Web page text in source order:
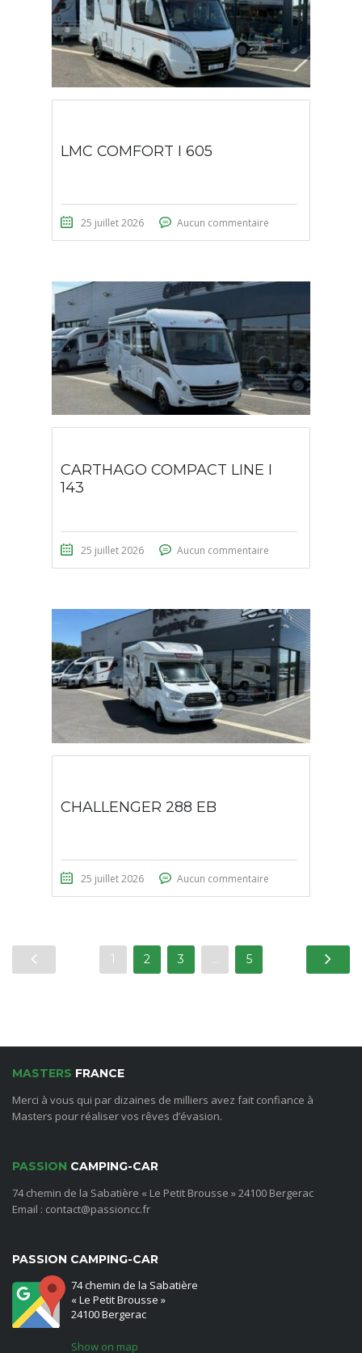
LMC COMFORT I 605
25 juillet 2026 Aucun commentaire
CARTHAGO COMPACT LINE I
143
25 juillet 2026 Aucun commentaire
CHALLENGER 288 EB
25 juillet 2026 Aucun commentaire
1 2 3 5
MASTERS FRANCE
Merci à vous qui par dizaines de milliers avez fait confiance à
Masters pour réaliser vos rêves d’évasion.
PASSION CAMPING-CAR
74 chemin de la Sabatière « Le Petit Brousse » 24100 Bergerac
Email : contact@passioncc.fr
PASSION CAMPING-CAR
74 chemin de la Sabatière
« Le Petit Brousse »
24100 Bergerac
Show on map